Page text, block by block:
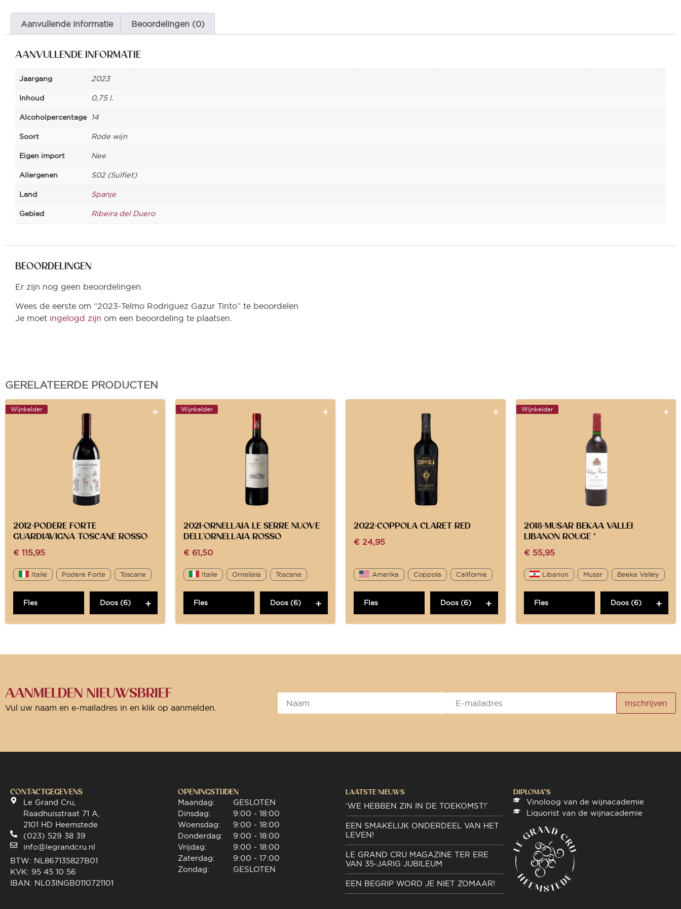
Aanvullende informatie Beoordelingen (0)
AANVULLENDE INFORMATIE
Jaargang 2023
Inhoud 0,75 l.
Alcoholpercentage 14
Soort Rode wijn
Eigen import Nee
Allergenen S02 (Sulfiet)
Land Spanje
Gebied Ribeira del Duero
BEOORDELINGEN
Er zijn nog geen beoordelingen.
Wees de eerste om “2023-Telmo Rodriguez Gazur Tinto” te beoordelen
Je moet ingelogd zijn om een beoordeling te plaatsen.
GERELATEERDE PRODUCTEN
Wijnkelder
2012-PODERE FORTE
GUARDIAVIGNA TOSCANE ROSSO
€ 115,95
Italie Podere Forte Toscane
Fles Doos (6)
Wijnkelder
2021-ORNELLAIA LE SERRE NUOVE
DELL’ORNELLAIA ROSSO
€ 61,50
Italie Ornellaia Toscane
Fles Doos (6)
2022-COPPOLA CLARET RED
€ 24,95
Amerika Coppola Californie
Fles Doos (6)
Wijnkelder
2018-MUSAR BEKAA VALLEI
LIBANON ROUGE *
€ 55,95
Libanon Musar Beeka Valley
Fles Doos (6)
AANMELDEN NIEUWSBRIEF
Vul uw naam en e-mailadres in en klik op aanmelden.
CONTACTGEGEVENS
Le Grand Cru,
Raadhuisstraat 71 A,
2101 HD Heemstede
(023) 529 38 39
info@legrandcru.nl
BTW: NL867135827B01
KVK: 95 45 10 56
IBAN: NL03INGB0110721101
OPENINGSTIJDEN
Maandag:
Dinsdag:
Woensdag:
Donderdag:
Vrijdag:
Zaterdag:
Zondag:
GESLOTEN
9:00 - 18:00
9:00 - 18:00
9:00 - 18:00
9:00 - 18:00
9:00 - 17:00
GESLOTEN
LAATSTE NIEUWS
‘WE HEBBEN ZIN IN DE TOEKOMST!’
EEN SMAKELIJK ONDERDEEL VAN HET
LEVEN!
LE GRAND CRU MAGAZINE TER ERE
VAN 35-JARIG JUBILEUM
EEN BEGRIP WORD JE NIET ZOMAAR!
DIPLOMA"S
Vinoloog van de wijnacademie
Liquorist van de wijnacademie